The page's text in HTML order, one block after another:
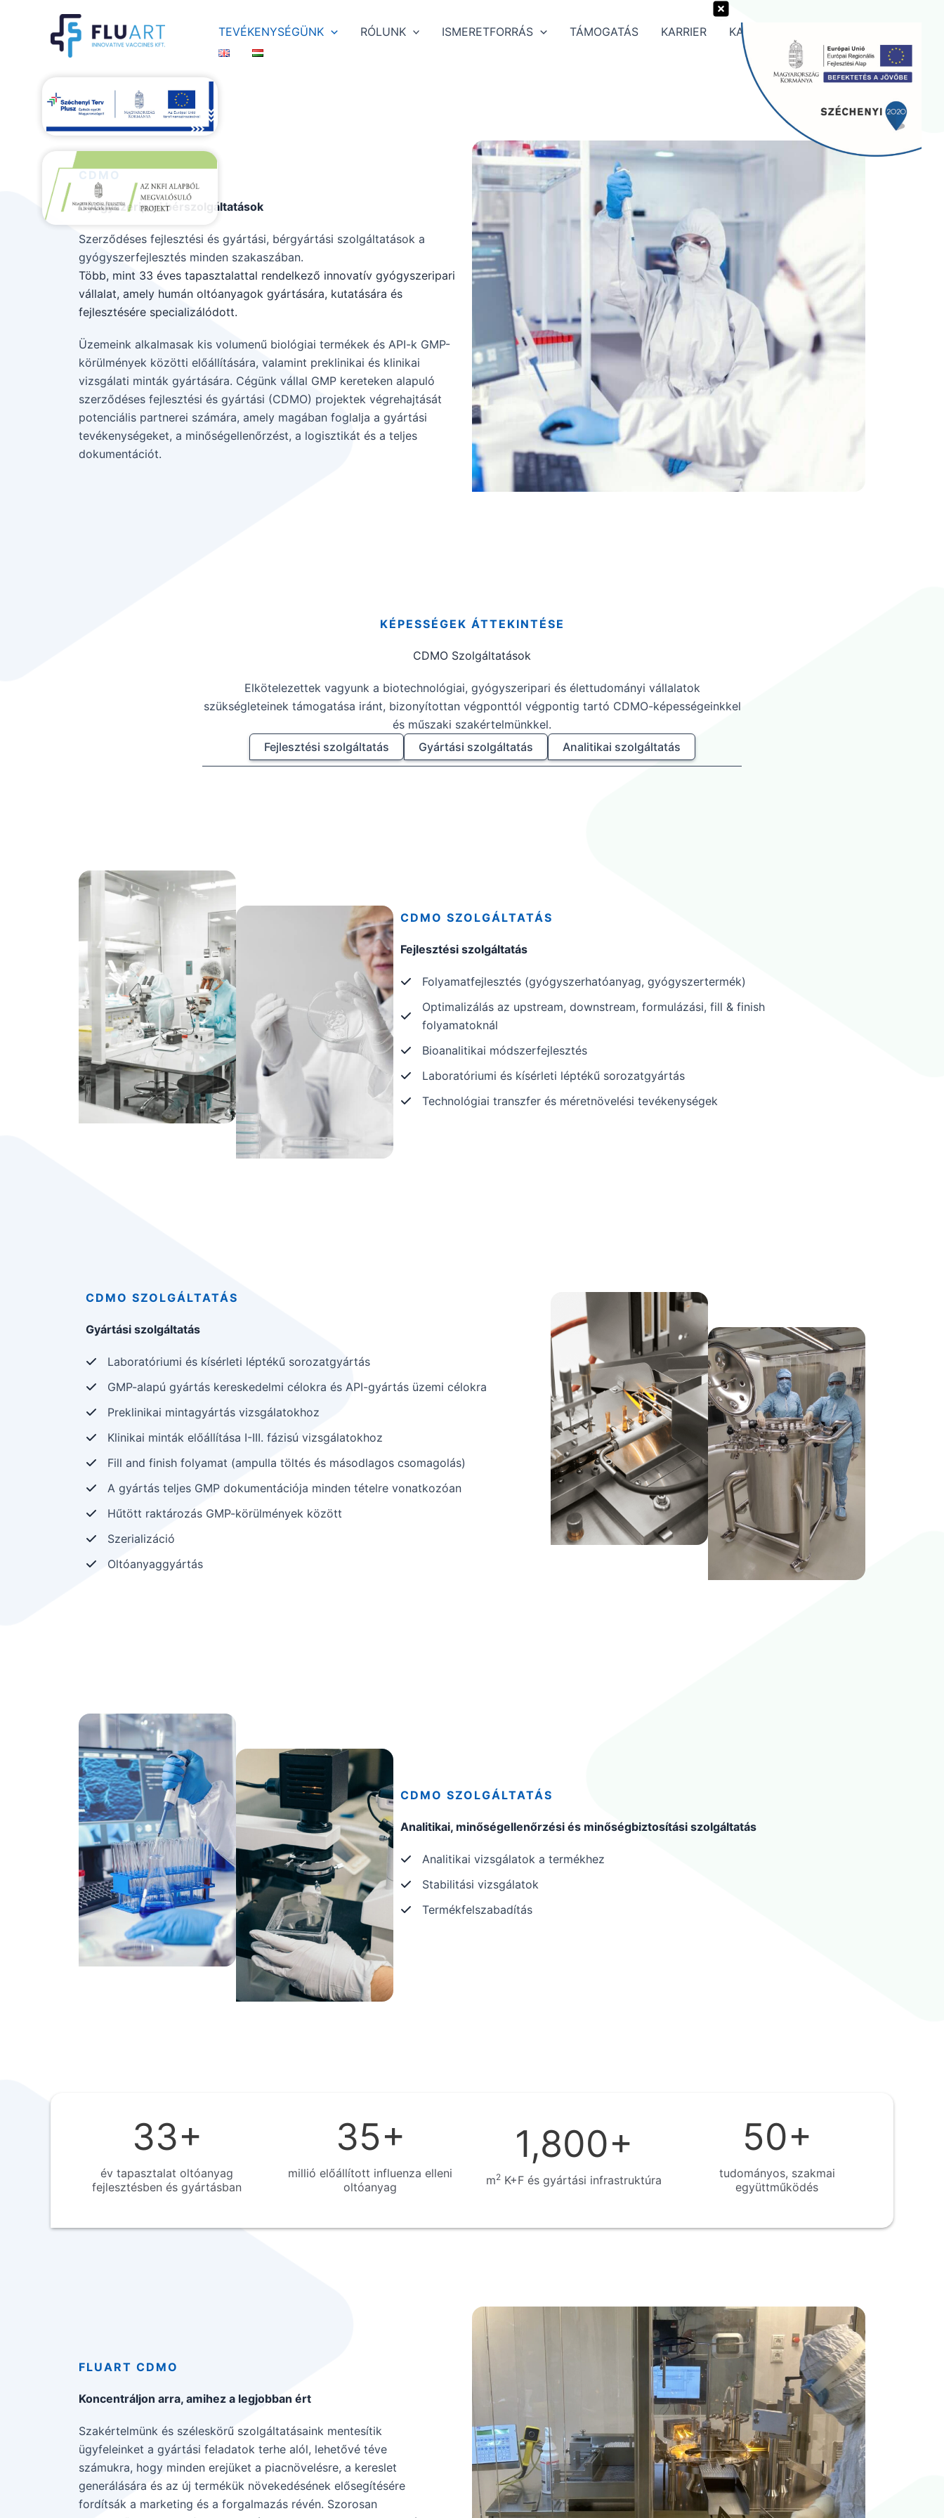
TEVÉKENYSÉGÜNK RÓLUNK ISMERETFORRÁS TÁMOGATÁS KARRIER KAPCSOLAT
CDMO
Gyógyszeripari bérszolgáltatások
Szerződéses fejlesztési és gyártási, bérgyártási szolgáltatások a
gyógyszerfejlesztés minden szakaszában.
Több, mint 33 éves tapasztalattal rendelkező innovatív gyógyszeripari
vállalat, amely humán oltóanyagok gyártására, kutatására és
fejlesztésére specializálódott.
Üzemeink alkalmasak kis volumenű biológiai termékek és API-k GMP-
körülmények közötti előállítására, valamint preklinikai és klinikai
vizsgálati minták gyártására. Cégünk vállal GMP kereteken alapuló
szerződéses fejlesztési és gyártási (CDMO) projektek végrehajtását
potenciális partnerei számára, amely magában foglalja a gyártási
tevékenységeket, a minőségellenőrzést, a logisztikát és a teljes
dokumentációt.
KÉPESSÉGEK ÁTTEKINTÉSE
CDMO Szolgáltatások
Elkötelezettek vagyunk a biotechnológiai, gyógyszeripari és élettudományi vállalatok
szükségleteinek támogatása iránt, bizonyítottan végponttól végpontig tartó CDMO-képességeinkkel
és műszaki szakértelmünkkel.
Fejlesztési szolgáltatás
Gyártási szolgáltatás Analitikai szolgáltatás
CDMO SZOLGÁLTATÁS
Fejlesztési szolgáltatás
Folyamatfejlesztés (gyógyszerhatóanyag, gyógyszertermék)
Optimalizálás az upstream, downstream, formulázási, fill & finish
folyamatoknál
Bioanalitikai módszerfejlesztés
Laboratóriumi és kísérleti léptékű sorozatgyártás
Technológiai transzfer és méretnövelési tevékenységek
CDMO SZOLGÁLTATÁS
Gyártási szolgáltatás
Laboratóriumi és kísérleti léptékű sorozatgyártás
GMP-alapú gyártás kereskedelmi célokra és API-gyártás üzemi célokra
Preklinikai mintagyártás vizsgálatokhoz
Klinikai minták előállítása I-III. fázisú vizsgálatokhoz
Fill and finish folyamat (ampulla töltés és másodlagos csomagolás)
A gyártás teljes GMP dokumentációja minden tételre vonatkozóan
Hűtött raktározás GMP-körülmények között
Szerializáció
Oltóanyaggyártás
CDMO SZOLGÁLTATÁS
Analitikai, minőségellenőrzési és minőségbiztosítási szolgáltatás
Analitikai vizsgálatok a termékhez
Stabilitási vizsgálatok
Termékfelszabadítás
33+
év tapasztalat oltóanyag
fejlesztésben és gyártásban
35+
millió előállított influenza elleni
oltóanyag
1,800+
m2K+F és gyártási infrastruktúra
50+
tudományos, szakmai
együttműködés
FLUART CDMO
Koncentráljon arra, amihez a legjobban ért
Szakértelmünk és széleskörű szolgáltatásaink mentesítik
ügyfeleinket a gyártási feladatok terhe alól, lehetővé téve
számukra, hogy minden erejüket a piacnövelésre, a kereslet
generálására és az új termékük növekedésének elősegítésére
fordítsák a marketing és a forgalmazás révén. Szorosan